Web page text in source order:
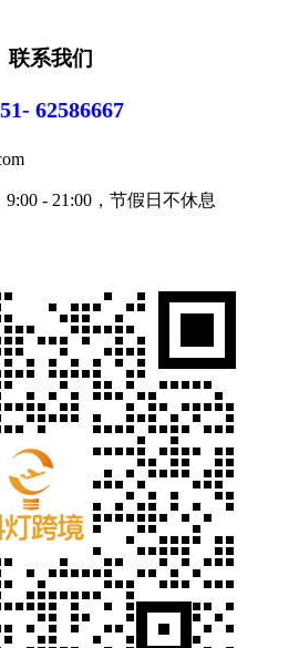
联系我们
62586667
- 21:00，节假日不休息